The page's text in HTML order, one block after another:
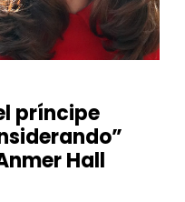
príncipe
Hall